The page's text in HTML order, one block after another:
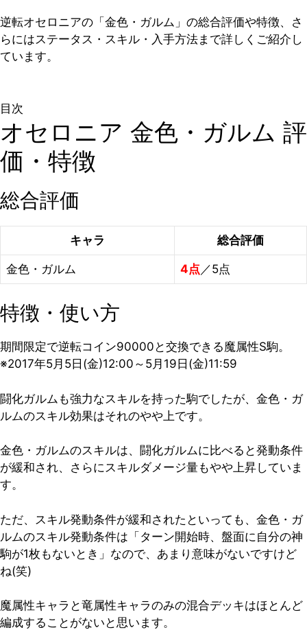
逆転オセロニアの「金色・ガルム」の総合評価や特徴、さ
らにはステータス・スキル・入手方法まで詳しくご紹介し
ています。
目次
オセロニア 金色・ガルム 評
価・特徴
総合評価
キャラ 総合評価
金色・ガルム 4点 ／5点
特徴・使い方
期間限定で逆転コイン90000と交換できる魔属性S駒。
※2017年5月5日(金)12:00～5月19日(金)11:59
闘化ガルムも強力なスキルを持った駒でしたが、金色・ガ
ルムのスキル効果はそれのやや上です。
金色・ガルムのスキルは、闘化ガルムに比べると発動条件
が緩和され、さらにスキルダメージ量もやや上昇していま
す。
ただ、スキル発動条件が緩和されたといっても、金色・ガ
ルムのスキル発動条件は「ターン開始時、盤面に自分の神
駒が1枚もないとき」なので、あまり意味がないですけど
ね(笑)
魔属性キャラと竜属性キャラのみの混合デッキはほとんど
編成することがないと思います。